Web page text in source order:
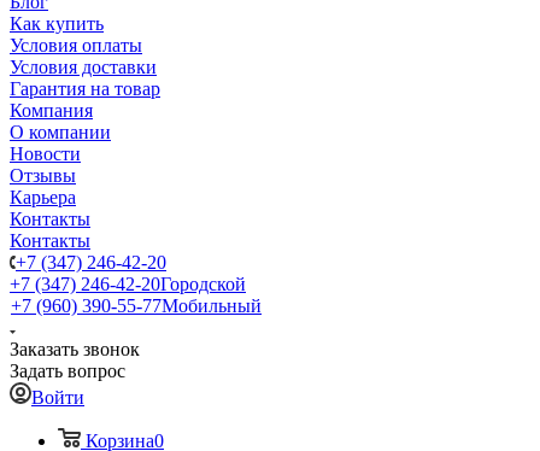
Как купить
Условия оплаты
Условия доставки
Гарантия на товар
Компания
О компании
Новости
Отзывы
Карьера
Контакты
Контакты
+7 (347) 246-42-20
+7 (347) 246-42-20Городской
+7 (960) 390-55-77Мобильный
Заказать звонок
Задать вопрос
Войти
Корзина0